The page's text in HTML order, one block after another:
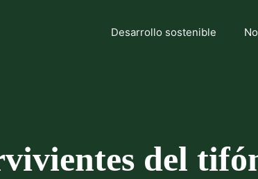
Desarrollo sostenible
del